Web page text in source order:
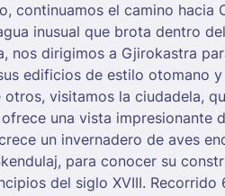
continuamos el camino
inusual que brota dentro
nos dirigimos a Gjirokastra
edificios de estilo otomano
otros, visitamos la ciudadela,
una vista impresionante
un invernadero de aves
para conocer su
del siglo XVIII. Recorrido